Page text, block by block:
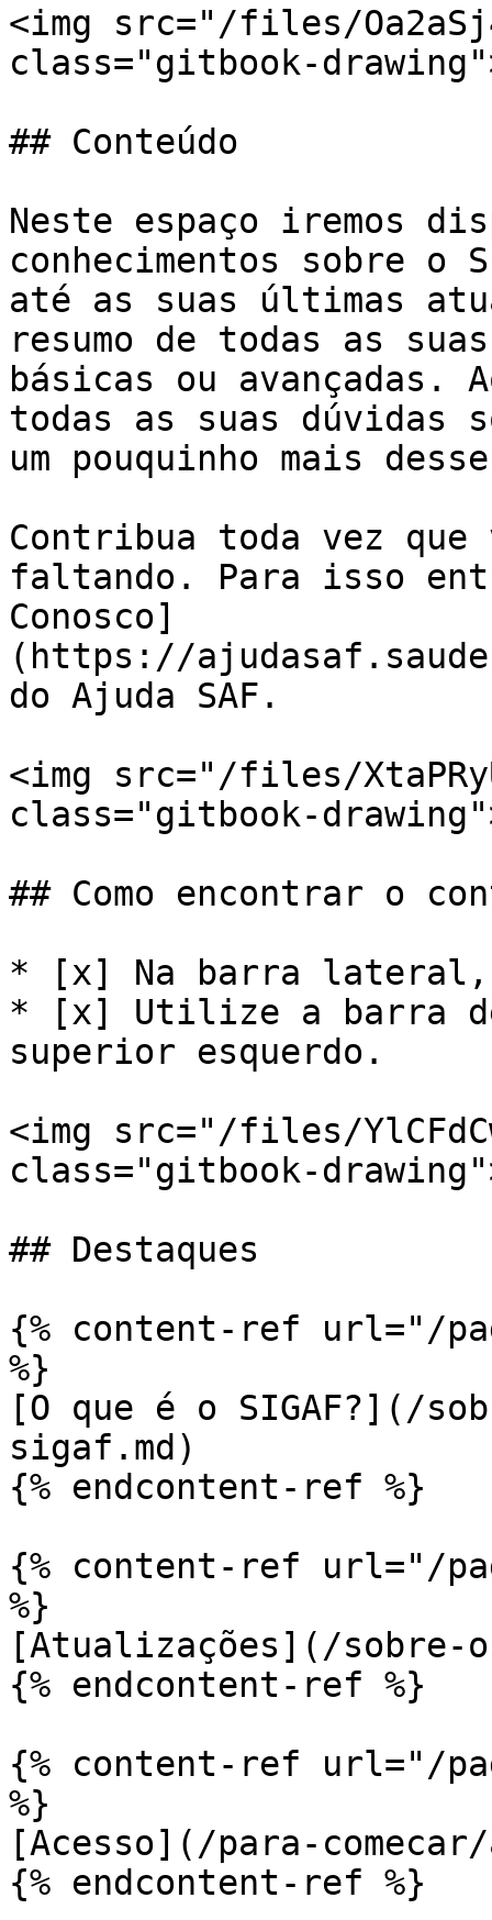
<img src="/files/
class="gitbook-
## Conteúdo
Neste espaço iremos
conhecimentos sobre o
até as suas últimas
resumo de todas as
básicas ou
todas as suas dúvidas
um pouquinho mais
Contribua toda vez
faltando. Para isso
Conosco]
(https://
do Ajuda SAF.
<img src="/files/
class="gitbook-
## Como encontrar o
* [x] Na barra lateral,
* [x] Utilize a barra
superior esquerdo.
<img src="/files/
class="gitbook-
## Destaques
{% content-ref url="/
%}
[O que é o SIGAF?](/
sigaf.md)
{% endcontent-ref %}
{% content-ref url="/
%}
[Atualizações](/sobre-
{% endcontent-ref %}
{% content-ref url="/
%}
[Acesso](/para-comecar/
{% endcontent-ref %}